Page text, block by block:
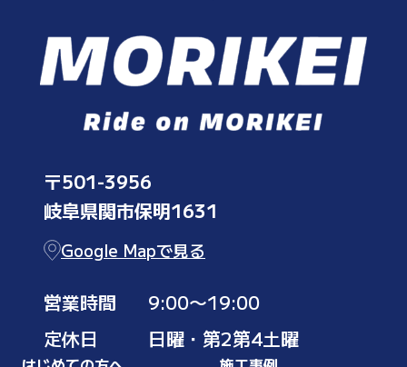
〒501-3956
岐阜県関市保明1631
Google Mapで見る
営業時間
9:00〜19:00
定休日
日曜・第2第4土曜